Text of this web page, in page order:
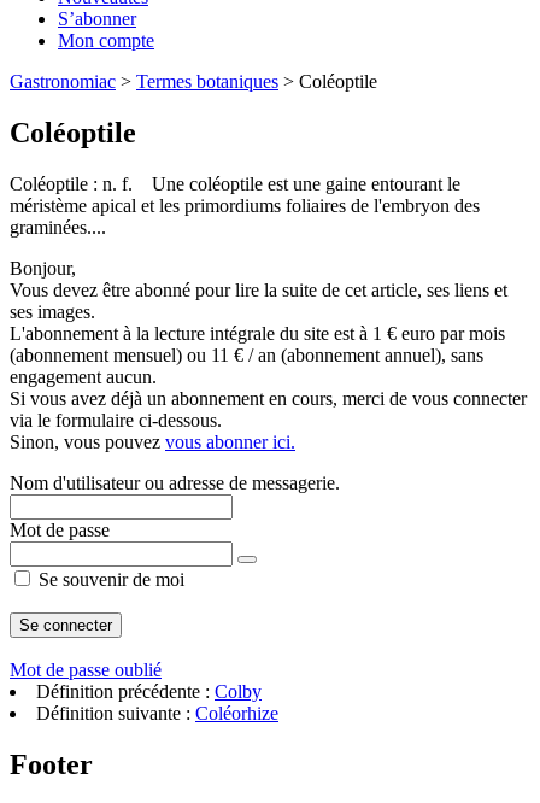
S’abonner
Mon compte
Gastronomiac > Termes botaniques > Coléoptile
Coléoptile
Coléoptile : n. f. Une coléoptile est une gaine entourant le
méristème apical et les primordiums foliaires de l'embryon des
graminées....
Bonjour,
Vous devez être abonné pour lire la suite de cet article, ses liens et
ses images.
L'abonnement à la lecture intégrale du site est à 1 € euro par mois
(abonnement mensuel) ou 11 € / an (abonnement annuel), sans
engagement aucun.
Si vous avez déjà un abonnement en cours, merci de vous connecter
via le formulaire ci-dessous.
Sinon, vous pouvez vous abonner ici.
Nom d'utilisateur ou adresse de messagerie.
Mot de passe
Se souvenir de moi
Mot de passe oublié
Définition précédente : Colby
Définition suivante : Coléorhize
Footer